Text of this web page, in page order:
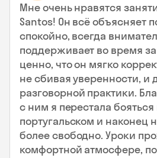
Мне очень нравятся
Santos! Он всё объясняет
спокойно, всегда
поддерживает во время
ценно, что он мягко
не сбивая уверенности, и
разговорной практики.
с ним я перестала бояться
португальском и наконец
более свободно. Уроки
комфортной атмосфере,